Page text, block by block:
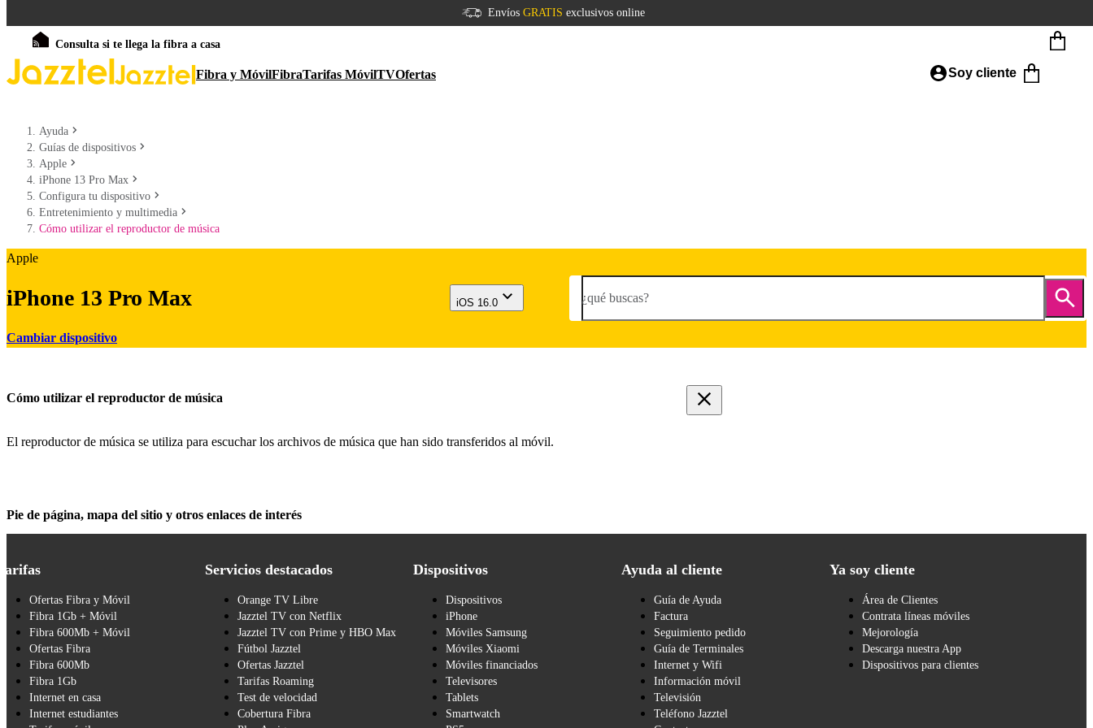
Envíos GRATIS exclusivos online
Consulta si te llega la fibra a casa
Fibra y MóvilFibraTarifas MóvilTVOfertas Soy cliente
Ayuda
Guías de dispositivos
Apple
iPhone 13 Pro Max
Configura tu dispositivo
Entretenimiento y multimedia
Cómo utilizar el reproductor de música
Apple
iPhone 13 Pro Max
Cambiar dispositivo
iOS 16.0 ¿qué buscas?
Cómo utilizar el reproductor de música
El reproductor de música se utiliza para escuchar los archivos de música que han sido transferidos al móvil.
Pie de página, mapa del sitio y otros enlaces de interés
Ofertas Fibra y Móvil
Fibra 1Gb + Móvil
Fibra 600Mb + Móvil
Ofertas Fibra
Fibra 600Mb
Fibra 1Gb
Internet en casa
Internet estudiantes
Servicios destacados
Orange TV Libre
Jazztel TV con Netflix
Jazztel TV con Prime y HBO Max
Fútbol Jazztel
Ofertas Jazztel
Tarifas Roaming
Test de velocidad
Cobertura Fibra
Dispositivos
Dispositivos
iPhone
Móviles Samsung
Móviles Xiaomi
Móviles financiados
Televisores
Tablets
Smartwatch
Ayuda al cliente
Guía de Ayuda
Factura
Seguimiento pedido
Guía de Terminales
Internet y Wifi
Información móvil
Televisión
Teléfono Jazztel
Ya soy cliente
Área de Clientes
Contrata líneas móviles
Mejorología
Descarga nuestra App
Dispositivos para clientes